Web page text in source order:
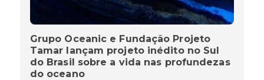
Grupo Oceanic e Fundação Projeto
Tamar lançam projeto inédito no Sul
do Brasil sobre a vida nas profundezas
do oceano